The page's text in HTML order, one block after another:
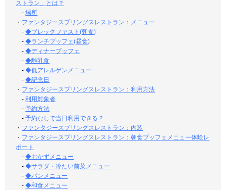
ストラン」とは？
-場所
・ ファンタジースプリングスレストラン：メニュー
-◆ブレックファスト(朝食)
-◆ランチブッフェ(昼食)
-◆ディナーブッフェ
-◆離乳食
-◆低アレルゲンメニュー
-◆記念日
・ ファンタジースプリングスレストラン：利用方法
-利用対象者
-予約方法
-予約なしで当日利用できる？
・ ファンタジースプリングスレストラン：内装
・ ファンタジースプリングスレストラン：朝食ブッフェメニュー体験レ
ポート
-◆おかずメニュー
-◆サラダ・冷たい前菜メニュー
-◆パンメニュー
-◆和食メニュー